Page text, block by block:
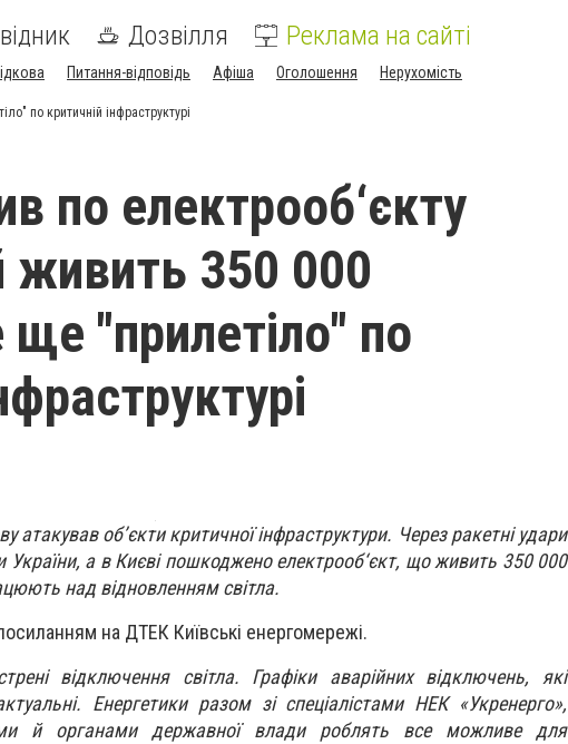
Дозвілля Реклама на сайті
Питання-відповідь Афіша Оголошення Нерухомість
по критичній інфраструктурі
по електрооб‘єкту
живить 350 000
"прилетіло" по
атакував об’єкти критичної інфраструктури. Через ракетні удари
України, а в Києві пошкоджено електрооб‘єкт, що живить 350 000
над відновленням світла.
на ДТЕК Київські енергомережі.
відключення світла. Графіки аварійних відключень, які
Енергетики разом зі спеціалістами НЕК «Укренерго»,
й органами державної влади роблять все можливе для